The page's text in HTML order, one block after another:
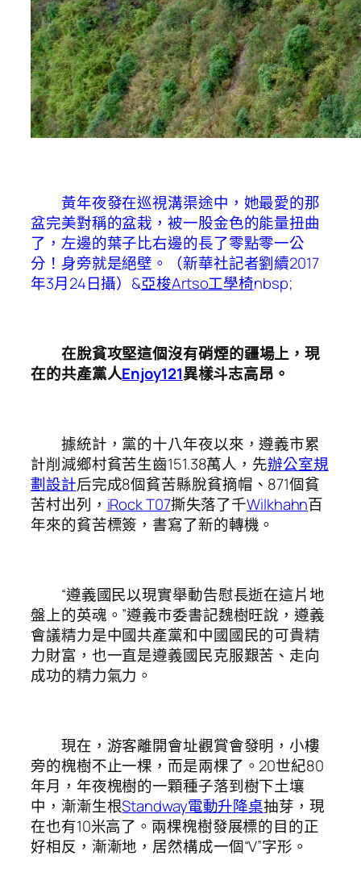
黃年夜發在巡視溝渠途中，她最愛的那
盆完美對稱的盆栽，被一股金色的能量扭曲
了，左邊的葉子比右邊的長了零點零一公
分！身旁就是絕壁。（新華社記者劉續2017
年3月24日攝）&亞梭Artso工學椅nbsp;
在脫貧攻堅這個沒有硝煙的疆場上，現
在的共產黨人Enjoy121異樣斗志高昂。
據統計，黨的十八年夜以來，遵義市累
計削減鄉村貧苦生齒151.38萬人，先辦公室規
劃設計后完成8個貧苦縣脫貧摘帽、871個貧
苦村出列， iRock T07撕失落了千Wilkhahn百
年來的貧苦標簽，書寫了新的轉機。
“遵義國民以現實舉動告慰長逝在這片地
盤上的英魂。”遵義市委書記魏樹旺說，遵義
會議精力是中國共產黨和中國國民的可貴精
力財富，也一直是遵義國民克服艱苦、走向
成功的精力氣力。
現在，游客離開會址觀賞會發明，小樓
旁的槐樹不止一棵，而是兩棵了。20世紀80
年月，年夜槐樹的一顆種子落到樹下土壤
中，漸漸生根Standway電動升降桌抽芽，現
在也有10米高了。兩棵槐樹發展標的目的正
好相反，漸漸地，居然構成一個“V”字形。